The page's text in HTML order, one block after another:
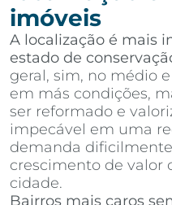
imóveis
A localização é mais
estado de
geral, sim, no médio
em más condições,
ser reformado e
impecável em uma
demanda
crescimento de valor
cidade.
Bairros mais caros